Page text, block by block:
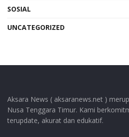
SOSIAL
UNCATEGORIZED
Aksara News ( aksaranews.net )
Nusa Tenggara Timur. Kami
terupdate, akurat dan edukatif.